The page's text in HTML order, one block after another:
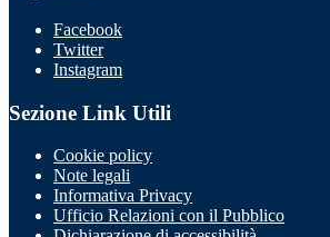
Facebook
Twitter
Instagram
Sezione Link Utili
Cookie policy
Note legali
Informativa Privacy
Ufficio Relazioni con il Pubblico